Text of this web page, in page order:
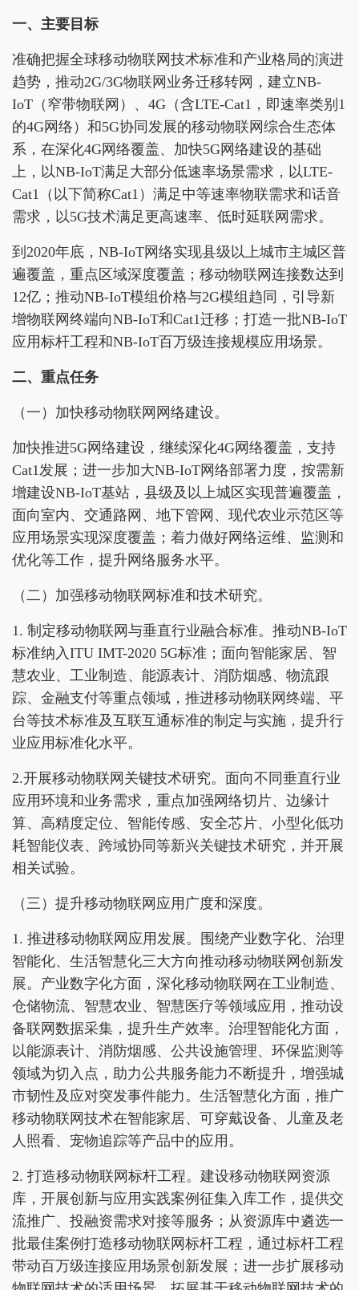
一、主要目标
准确把握全球移动物联网技术标准和产业格局的演进
趋势，推动2G/3G物联网业务迁移转网，建立NB-
IoT（窄带物联网）、4G（含LTE-Cat1，即速率类别1
的4G网络）和5G协同发展的移动物联网综合生态体
系，在深化4G网络覆盖、加快5G网络建设的基础
上，以NB-IoT满足大部分低速率场景需求，以LTE-
Cat1（以下简称Cat1）满足中等速率物联需求和话音
需求，以5G技术满足更高速率、低时延联网需求。
到2020年底，NB-IoT网络实现县级以上城市主城区普
遍覆盖，重点区域深度覆盖；移动物联网连接数达到
12亿；推动NB-IoT模组价格与2G模组趋同，引导新
增物联网终端向NB-IoT和Cat1迁移；打造一批NB-IoT
应用标杆工程和NB-IoT百万级连接规模应用场景。
二、重点任务
（一）加快移动物联网网络建设。
加快推进5G网络建设，继续深化4G网络覆盖，支持
Cat1发展；进一步加大NB-IoT网络部署力度，按需新
增建设NB-IoT基站，县级及以上城区实现普遍覆盖，
面向室内、交通路网、地下管网、现代农业示范区等
应用场景实现深度覆盖；着力做好网络运维、监测和
优化等工作，提升网络服务水平。
（二）加强移动物联网标准和技术研究。
1. 制定移动物联网与垂直行业融合标准。推动NB-IoT
标准纳入ITU IMT-2020 5G标准；面向智能家居、智
慧农业、工业制造、能源表计、消防烟感、物流跟
踪、金融支付等重点领域，推进移动物联网终端、平
台等技术标准及互联互通标准的制定与实施，提升行
业应用标准化水平。
2.开展移动物联网关键技术研究。面向不同垂直行业
应用环境和业务需求，重点加强网络切片、边缘计
算、高精度定位、智能传感、安全芯片、小型化低功
耗智能仪表、跨域协同等新兴关键技术研究，并开展
相关试验。
（三）提升移动物联网应用广度和深度。
1. 推进移动物联网应用发展。围绕产业数字化、治理
智能化、生活智慧化三大方向推动移动物联网创新发
展。产业数字化方面，深化移动物联网在工业制造、
仓储物流、智慧农业、智慧医疗等领域应用，推动设
备联网数据采集，提升生产效率。治理智能化方面，
以能源表计、消防烟感、公共设施管理、环保监测等
领域为切入点，助力公共服务能力不断提升，增强城
市韧性及应对突发事件能力。生活智慧化方面，推广
移动物联网技术在智能家居、可穿戴设备、儿童及老
人照看、宠物追踪等产品中的应用。
2. 打造移动物联网标杆工程。建设移动物联网资源
库，开展创新与应用实践案例征集入库工作，提供交
流推广、投融资需求对接等服务；从资源库中遴选一
批最佳案例打造移动物联网标杆工程，通过标杆工程
带动百万级连接应用场景创新发展；进一步扩展移动